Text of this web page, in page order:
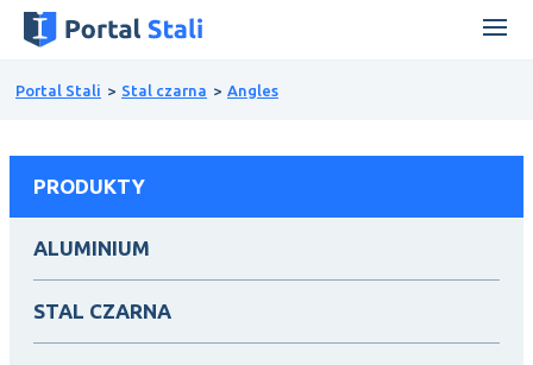
Portal Stali Stal czarna Angles
PRODUKTY
ALUMINIUM
STAL CZARNA